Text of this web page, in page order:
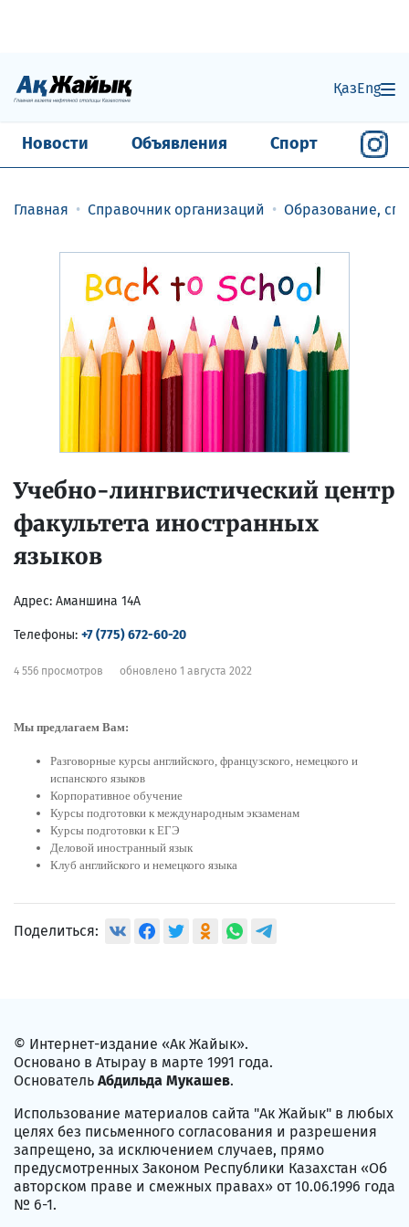
ҚазEng
Новости Объявления Спорт
Главная Справочник организаций Образование,
Учебно-лингвистический центр
факультета иностранных
языков
Адрес: Аманшина 14А
Телефоны: +7 (775) 672-60-20
4 556 просмотров обновлено 1 августа 2022
Мы предлагаем Вам:
Разговорные курсы английского, французского, немецкого и
испанского языков
Корпоративное обучение
Курсы подготовки к международным экзаменам
Курсы подготовки к ЕГЭ
Деловой иностранный язык
Клуб английского и немецкого языка
Поделиться:
© Интернет-издание «Ак Жайык».
Основано в Атырау в марте 1991 года.
Основатель Абдильда Мукашев.
Использование материалов сайта "Ак Жайык" в любых
целях без письменного согласования и разрешения
запрещено, за исключением случаев, прямо
предусмотренных Законом Республики Казахстан «Об
авторском праве и смежных правах» от 10.06.1996 года
№ 6-1.